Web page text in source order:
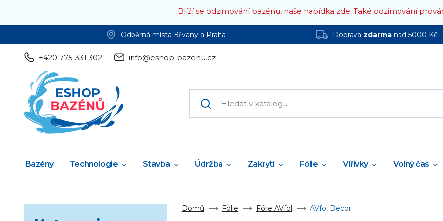
Blíží se odzimování bazénu, naše nabídka zde. Také odzimování
Odběrná místa Břvany a Praha Doprava zdarmanad 5000 Kč
+420 775 331 302 info@eshop-bazenu.cz
Bazény Technologie Stavba Údržba Zakrytí Fólie Vířivky Volný čas
Domů Fólie Fólie AVfol AVfol Decor